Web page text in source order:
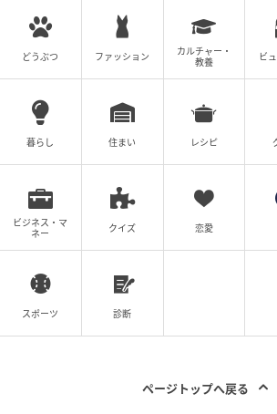
出典：select.mamastar.jp
屈辱的な旅行のあと、私は娘夫婦の
い怒りを感じて文句を言おうとしま
数か月後、やっと電話が繋がったタ
鳴らないから」と再び旅行に誘いま
は冷たく拒否。つい言い返した途端
切られてしまいました。私はタマキ
※この漫画はママスタに寄せられた体
どうぶつ ファッション
カルチャー・
教養
ビ
暮らし 住まい レシピ
ビジネス・マ
ネー
クイズ 恋愛
スポーツ 診断
ページトップへ戻る